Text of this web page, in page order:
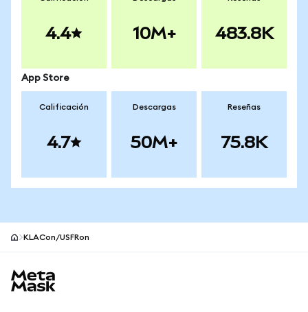
4.4 10M+ 483.8K
App Store
Calificación
4.7
Descargas
50M+
Reseñas
75.8K
KLACon/USFRon